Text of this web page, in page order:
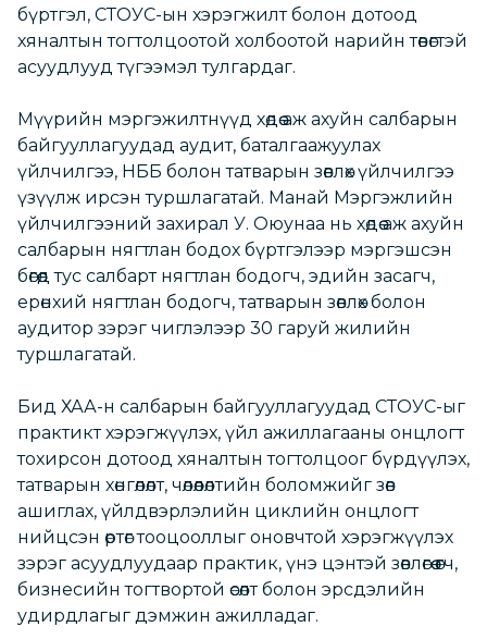
бүртгэл, СТОУС-ын хэрэгжилт болон дотоод
хяналтын тогтолцоотой холбоотой нарийн төвөгтэй
асуудлууд түгээмэл тулгардаг.
Мүүрийн мэргэжилтнүүд хөдөө аж ахуйн салбарын
байгууллагуудад аудит, баталгаажуулах
үйлчилгээ, НББ болон татварын зөвлөх үйлчилгээ
үзүүлж ирсэн туршлагатай. Манай Мэргэжлийн
үйлчилгээний захирал У. Оюунаа нь хөдөө аж ахуйн
салбарын нягтлан бодох бүртгэлээр мэргэшсэн
бөгөөд тус салбарт нягтлан бодогч, эдийн засагч,
ерөнхий нягтлан бодогч, татварын зөвлөх болон
аудитор зэрэг чиглэлээр 30 гаруй жилийн
туршлагатай.
Бид ХАА-н салбарын байгууллагуудад СТОУС-ыг
практикт хэрэгжүүлэх, үйл ажиллагааны онцлогт
тохирсон дотоод хяналтын тогтолцоог бүрдүүлэх,
татварын хөнгөлөлт, чөлөөлөлтийн боломжийг зөв
ашиглах, үйлдвэрлэлийн циклийн онцлогт
нийцсэн өртөг тооцооллыг оновчтой хэрэгжүүлэх
зэрэг асуудлуудаар практик, үнэ цэнтэй зөвлөгөө өгч,
бизнесийн тогтвортой өсөлт болон эрсдэлийн
удирдлагыг дэмжин ажилладаг.